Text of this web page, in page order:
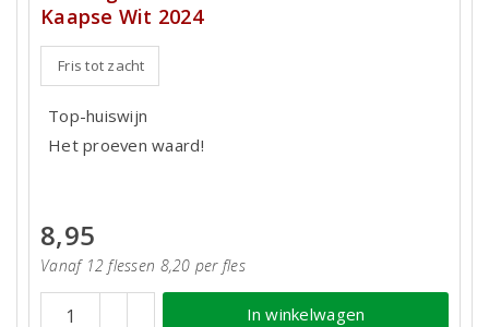
Kaapse Wit 2024
Fris tot zacht
Top-huiswijn
Het proeven waard!
8,95
Vanaf 12 flessen 8,20 per fles
In winkelwagen